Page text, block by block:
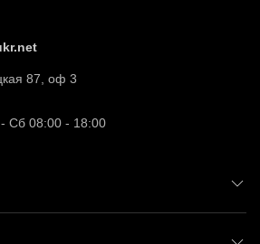
87, оф 3
Сб 08:00 - 18:00